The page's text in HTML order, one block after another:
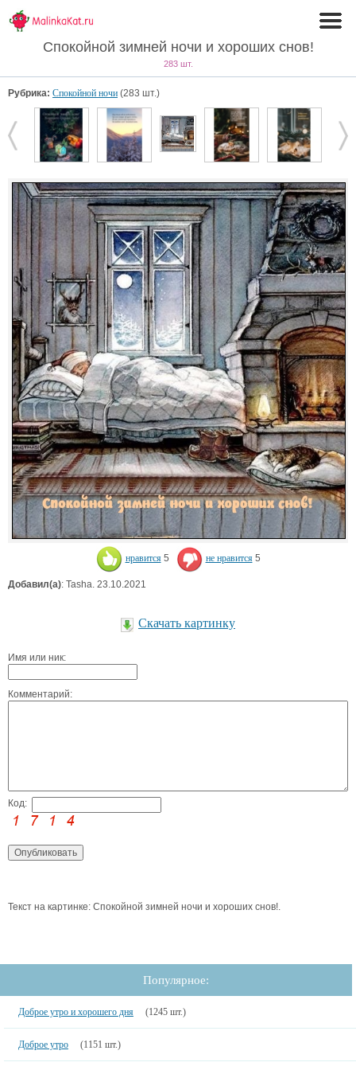
Спокойной зимней ночи и хороших снов!
283 шт.
Рубрика: Спокойной ночи (283 шт.)
нравится 5 не нравится 5
Добавил(а): Tasha. 23.10.2021
Скачать картинку
Имя или ник:
Комментарий:
Код:
Текст на картинке: Спокойной зимней ночи и хороших снов!.
Популярное:
Доброе утро и хорошего дня (1245 шт.)
Доброе утро (1151 шт.)